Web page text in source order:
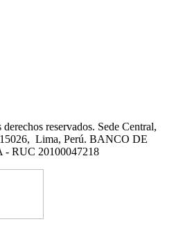
reservados. Sede Central,
Lima, Perú. BANCO DE
RUC 20100047218